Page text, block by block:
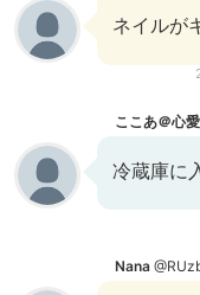
ネイルが
ここあ＠心愛
冷蔵庫に
Nana